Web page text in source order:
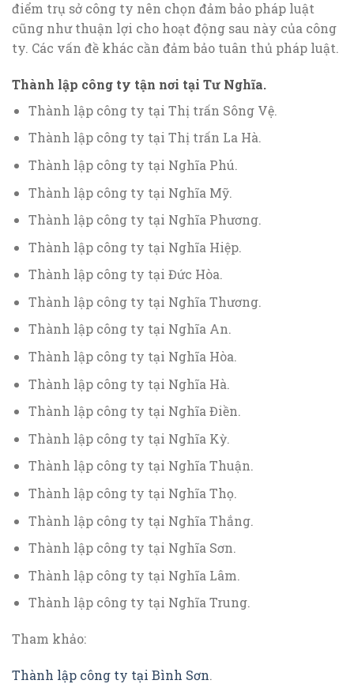
điểm trụ sở công ty nên chọn đảm bảo pháp luật
cũng như thuận lợi cho hoạt động sau này của công
ty. Các vấn đề khác cần đảm bảo tuân thủ pháp luật.
Thành lập công ty tận nơi tại Tư Nghĩa.
Thành lập công ty tại Thị trấn Sông Vệ.
Thành lập công ty tại Thị trấn La Hà.
Thành lập công ty tại Nghĩa Phú.
Thành lập công ty tại Nghĩa Mỹ.
Thành lập công ty tại Nghĩa Phương.
Thành lập công ty tại Nghĩa Hiệp.
Thành lập công ty tại Đức Hòa.
Thành lập công ty tại Nghĩa Thương.
Thành lập công ty tại Nghĩa An.
Thành lập công ty tại Nghĩa Hòa.
Thành lập công ty tại Nghĩa Hà.
Thành lập công ty tại Nghĩa Điền.
Thành lập công ty tại Nghĩa Kỳ.
Thành lập công ty tại Nghĩa Thuận.
Thành lập công ty tại Nghĩa Thọ.
Thành lập công ty tại Nghĩa Thắng.
Thành lập công ty tại Nghĩa Sơn.
Thành lập công ty tại Nghĩa Lâm.
Thành lập công ty tại Nghĩa Trung.
Tham khảo:
Thành lập công ty tại Bình Sơn.